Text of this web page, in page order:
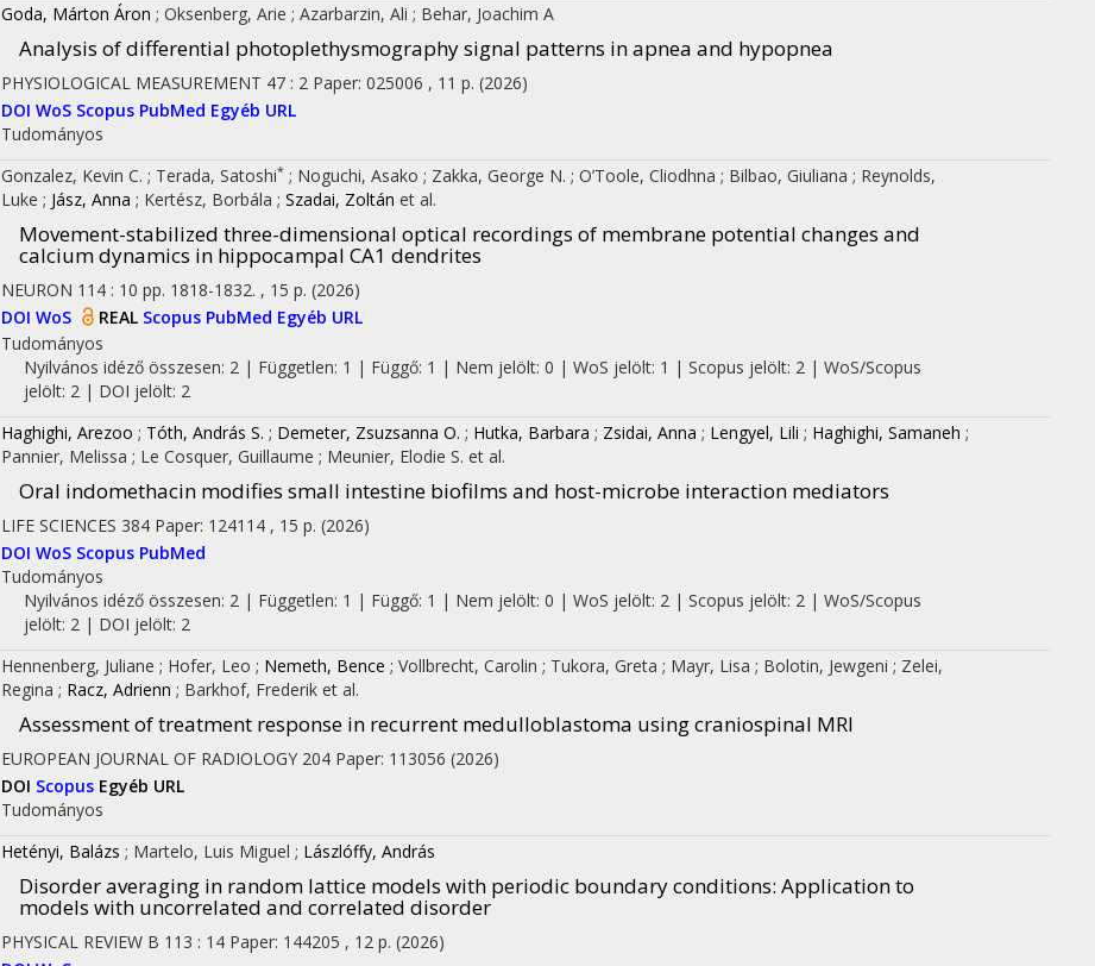
Goda, Márton Áron ; Oksenberg, Arie ; Azarbarzin, Ali ; Behar, Joachim A
Analysis of differential photoplethysmography signal patterns in apnea and hypopnea
PHYSIOLOGICAL MEASUREMENT 47 : 2 Paper: 025006 , 11 p. (2026)
DOI WoS Scopus PubMed Egyéb URL
Tudományos
Gonzalez, Kevin C. ; Terada, Satoshi* ; Noguchi, Asako ; Zakka, George N. ; O’Toole, Cliodhna ; Bilbao, Giuliana ; Reynolds,
Luke ; Jász, Anna ; Kertész, Borbála ; Szadai, Zoltán et al.
Movement-stabilized three-dimensional optical recordings of membrane potential changes and
calcium dynamics in hippocampal CA1 dendrites
NEURON 114 : 10 pp. 1818-1832. , 15 p. (2026)
DOI WoS REAL Scopus PubMed Egyéb URL
Tudományos
Nyilvános idéző összesen: 2 | Független: 1 | Függő: 1 | Nem jelölt: 0 | WoS jelölt: 1 | Scopus jelölt: 2 | WoS/Scopus
jelölt: 2 | DOI jelölt: 2
Haghighi, Arezoo ; Tóth, András S. ; Demeter, Zsuzsanna O. ; Hutka, Barbara ; Zsidai, Anna ; Lengyel, Lili ; Haghighi, Samaneh ;
Pannier, Melissa ; Le Cosquer, Guillaume ; Meunier, Elodie S. et al.
Oral indomethacin modifies small intestine biofilms and host-microbe interaction mediators
LIFE SCIENCES 384 Paper: 124114 , 15 p. (2026)
DOI WoS Scopus PubMed
Tudományos
Nyilvános idéző összesen: 2 | Független: 1 | Függő: 1 | Nem jelölt: 0 | WoS jelölt: 2 | Scopus jelölt: 2 | WoS/Scopus
jelölt: 2 | DOI jelölt: 2
Hennenberg, Juliane ; Hofer, Leo ; Nemeth, Bence ; Vollbrecht, Carolin ; Tukora, Greta ; Mayr, Lisa ; Bolotin, Jewgeni ; Zelei,
Regina ; Racz, Adrienn ; Barkhof, Frederik et al.
Assessment of treatment response in recurrent medulloblastoma using craniospinal MRI
EUROPEAN JOURNAL OF RADIOLOGY 204 Paper: 113056 (2026)
DOI Scopus Egyéb URL
Tudományos
Hetényi, Balázs ; Martelo, Luis Miguel ; Lászlóffy, András
Disorder averaging in random lattice models with periodic boundary conditions: Application to
models with uncorrelated and correlated disorder
PHYSICAL REVIEW B 113 : 14 Paper: 144205 , 12 p. (2026)